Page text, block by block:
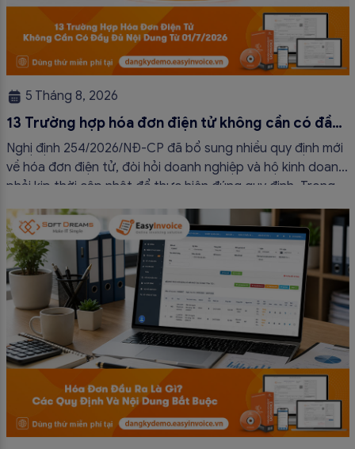
5 Tháng 8, 2026
13 Trường hợp hóa đơn điện tử không cần có đầy
đủ nội dung từ 01/7/2026
Nghị định 254/2026/NĐ-CP đã bổ sung nhiều quy định mới
về hóa đơn điện tử, đòi hỏi doanh nghiệp và hộ kinh doanh
phải kịp thời cập nhật để thực hiện đúng quy định. Trong
bài viết này, hóa đơn điện tử EasyInvoice sẽ chia sẻ 13
trường hợp hóa đơn điện tử không cần […]